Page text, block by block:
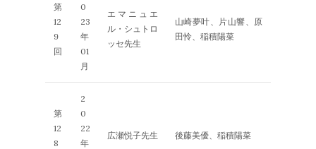
第
12
9
回
0
23
年
01
月
エマニュエ
ル・シュトロ
ッセ先生
山崎夢叶、片山響、原
田怜、稲積陽菜
第
12
8
2
0
22
年
広瀬悦子先生 後藤美優、稲積陽菜